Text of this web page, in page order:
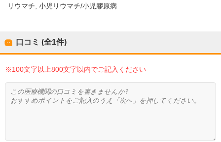
リウマチ 小児リウマチ/小児膠原病
口コミ (全1件)
※100文字以上800文字以内でご記入ください